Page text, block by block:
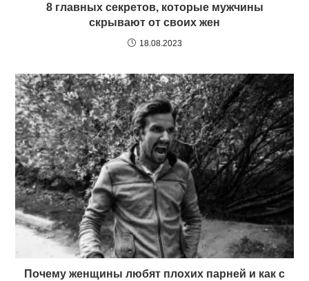
8 главных секретов, которые мужчины
скрывают от своих жен
18.08.2023
Почему женщины любят плохих парней и как с